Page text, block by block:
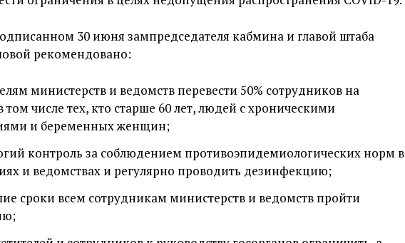
30 июня зампредседателя кабмина и главой штаба
рекомендовано:
министерств и ведомств перевести 50% сотрудников на
том числе тех, кто старше 60 лет, людей с хроническими
и беременных женщин;
контроль за соблюдением противоэпидемиологических норм в
и ведомствах и регулярно проводить дезинфекцию;
сроки всем сотрудникам министерств и ведомств пройти